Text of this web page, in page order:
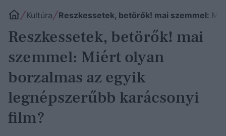
Kultúra Reszkessetek, betörők! mai szemmel:
Reszkessetek, betörők! mai
szemmel: Miért olyan
borzalmas az egyik
legnépszerűbb karácsonyi
film?